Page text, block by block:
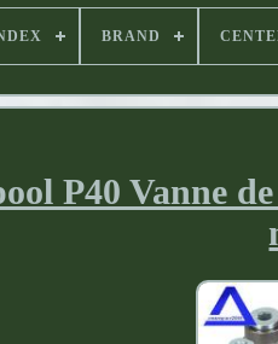
BRAND
P40 Vanne